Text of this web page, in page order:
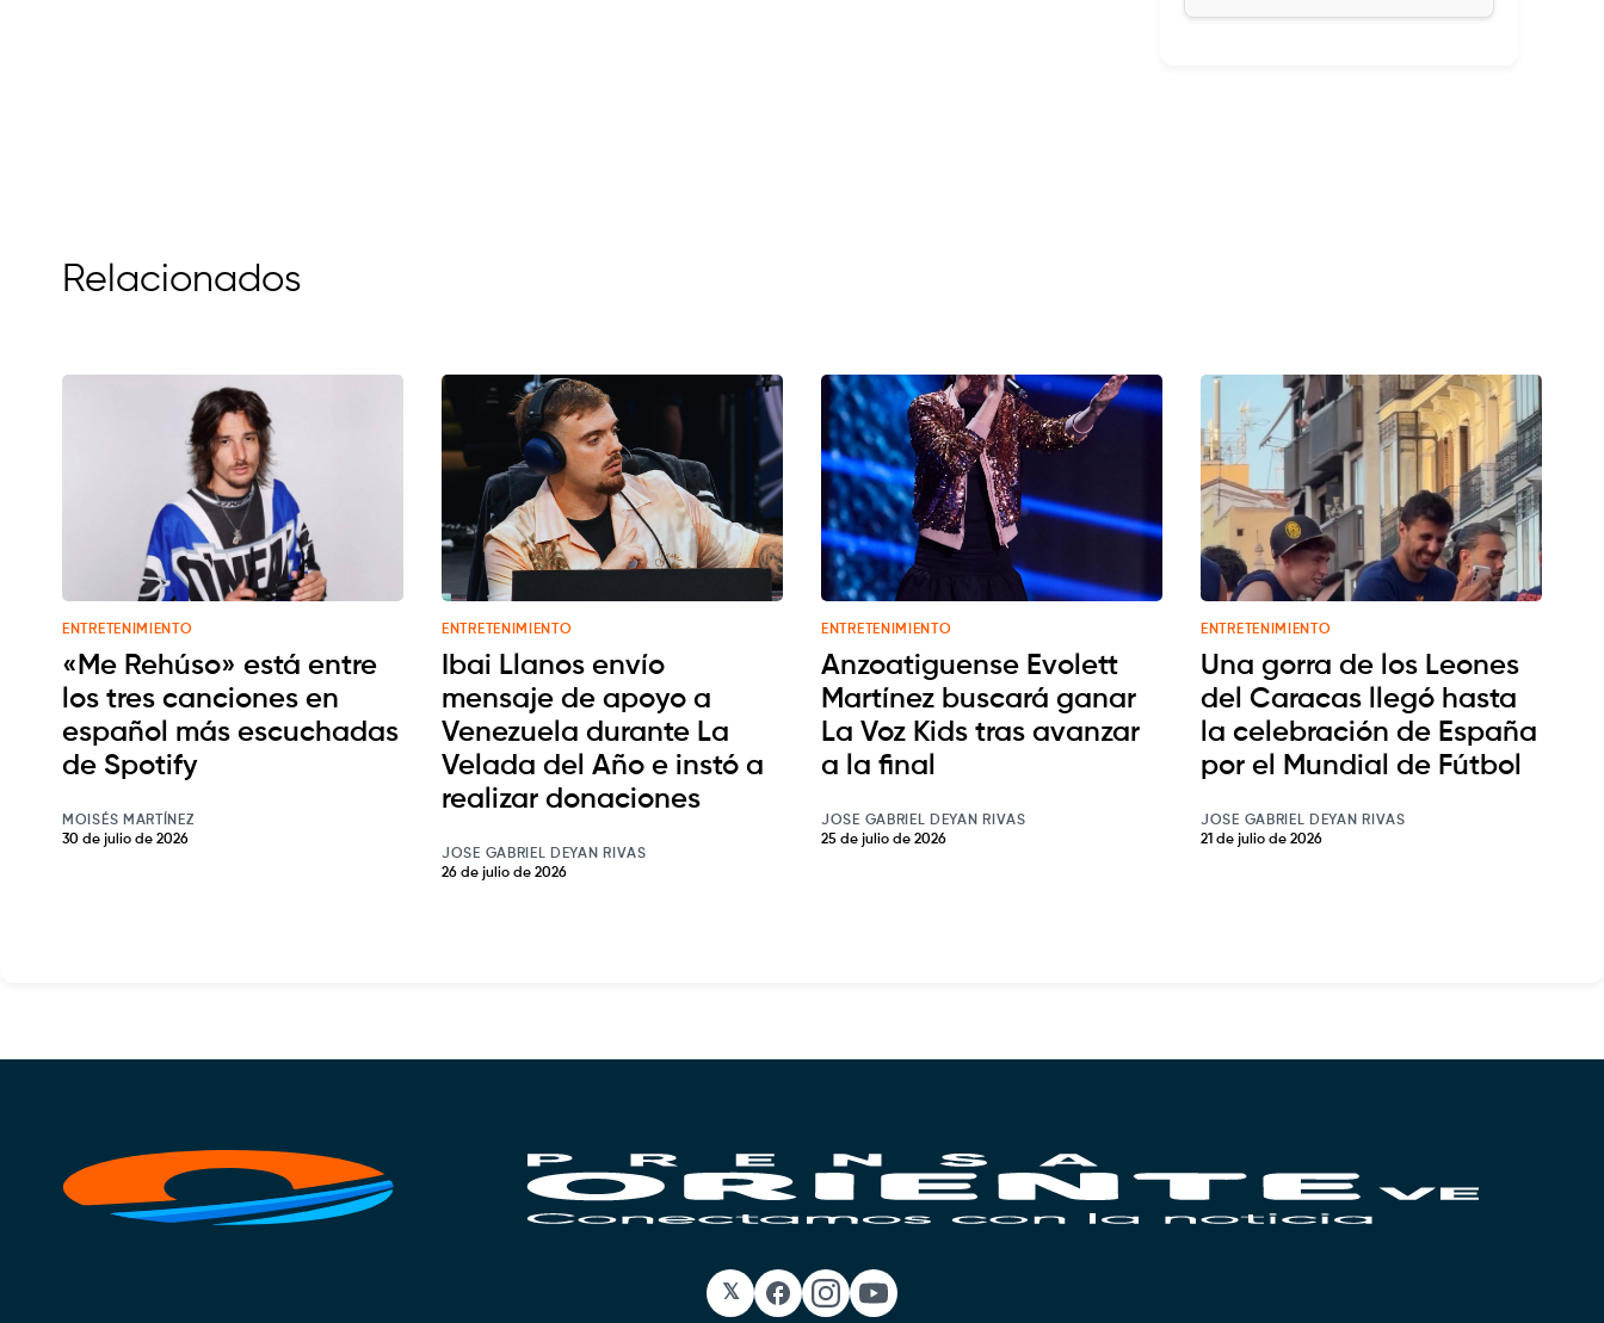
Relacionados
ENTRETENIMIENTO
«Me Rehúso» está entre
los tres canciones en
español más escuchadas
de Spotify
MOISÉS MARTÍNEZ
30 de julio de 2026
ENTRETENIMIENTO
Ibai Llanos envío
mensaje de apoyo a
Venezuela durante La
Velada del Año e instó a
realizar donaciones
JOSE GABRIEL DEYAN RIVAS
26 de julio de 2026
ENTRETENIMIENTO
Anzoatiguense Evolett
Martínez buscará ganar
La Voz Kids tras avanzar
a la final
JOSE GABRIEL DEYAN RIVAS
25 de julio de 2026
ENTRETENIMIENTO
Una gorra de los Leones
del Caracas llegó hasta
la celebración de España
por el Mundial de Fútbol
JOSE GABRIEL DEYAN RIVAS
21 de julio de 2026
𝕏 Facebook
Instagram
YouTube